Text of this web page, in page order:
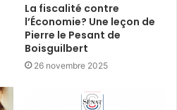
La fiscalité contre
l’Économie? Une leçon de
Pierre le Pesant de
Boisguilbert
26 novembre 2025